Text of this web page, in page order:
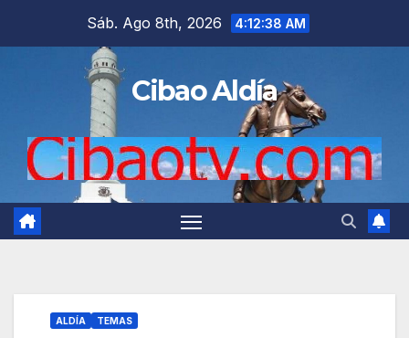
Sáb. Ago 8th, 2026 4:12:39 AM
Cibao Aldía
ALDÍA TEMAS